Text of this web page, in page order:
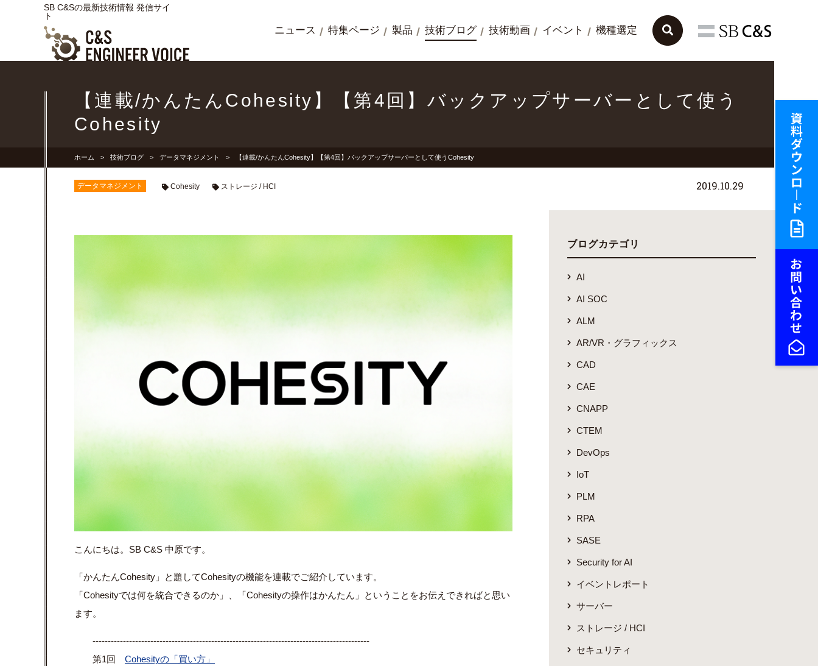
SB C&Sの最新技術情報 発信サイ
ト
ニュース 特集ページ 製品 技術ブログ 技術動画 イベント 機種選定
【連載/かんたんCohesity】【第4回】バックアップサーバーとして使う
Cohesity
ホーム 技術ブログ データマネジメント 【連載/かんたんCohesity】【第4回】バックアップサーバーとして使うCohesity
データマネジメント Cohesity ストレージ / HCI 2019.10.29
こんにちは。SB C&S 中原です。
「かんたんCohesity」と題してCohesityの機能を連載でご紹介しています。
「Cohesityでは何を統合できるのか」、「Cohesityの操作はかんたん」ということをお伝えできればと思い
ます。
-------------------------------------------------------------------------------------------
第1回 Cohesityの「買い方」
ブログカテゴリ
AI
AI SOC
ALM
AR/VR・グラフィックス
CAD
CAE
CNAPP
CTEM
DevOps
IoT
PLM
RPA
SASE
Security for AI
イベントレポート
サーバー
ストレージ / HCI
セキュリティ